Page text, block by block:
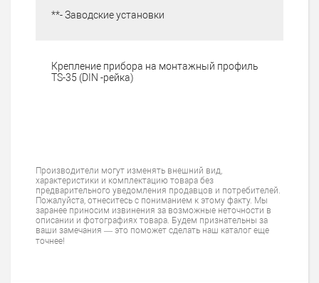
**- Заводские установки
Крепление прибора на монтажный профиль
TS-35 (DIN -рейка)
Производители могут изменять внешний вид,
характеристики и комплектацию товара без
предварительного уведомления продавцов и потребителей.
Пожалуйста, отнеситесь с пониманием к этому факту. Мы
заранее приносим извинения за возможные неточности в
описании и фотографиях товара. Будем признательны за
ваши замечания — это поможет сделать наш каталог еще
точнее!